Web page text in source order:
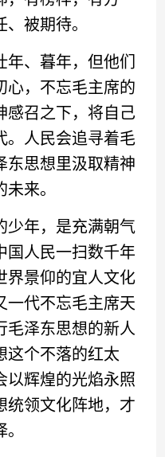
被期待。
、暮年，但他们
心，不忘毛主席的
感召之下，将自己
。人民会追寻着毛
东思想里汲取精神
来。
年，是充满朝气
国人民一扫数千年
界景仰的宜人文化
一代不忘毛主席天
毛泽东思想的新人
这个不落的红太
以辉煌的光焰永照
统领文化阵地，才